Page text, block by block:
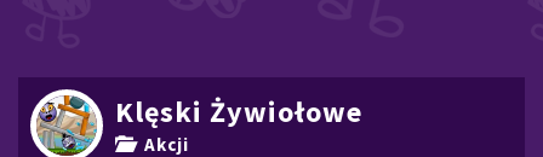
Klęski Żywiołowe
Akcji